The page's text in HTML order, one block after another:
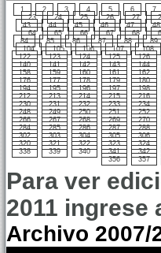
1 2 3 4 5 6 7
23
24 25 26 27
43
44 45 46 47 48
64
65 66 67 68
84
85 86 87 88 89
104
105 106 107 108
122
123 124 125 126
140
141 142 143 144
158
159 160 161 162
176
177 178 179 180
194
195 196 197 198
212
213 214 215 216
230
231 232 233 234
248
249 250 251 252
266
267 268 269 270
284
285 286 287 288
302
303 304 305 306
320
321 322 323 324
338
339 340 341 342
356
357
Para ver
2011 ingrese
Archivo 2007/